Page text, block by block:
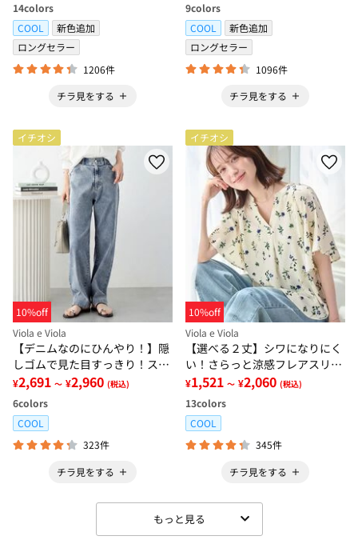
14colors
COOL
新色追加
ロングセラー
1206件
チラ見をする
9colors
COOL
新色追加
ロングセラー
1096件
チラ見をする
イチオシ
10%off
Viola e Viola
【デニムなのにひんやり！】隠
しゴムで見た目すっきり！スト
レッチ楽ちんデニム
¥2,691 ～ ¥2,960 (税込)
6colors
COOL
323件
チラ見をする
イチオシ
10%off
Viola e Viola
【選べる２丈】シワになりにく
い！さらっと涼感フレアスリー
ブブラウス
¥1,521 ～ ¥2,060 (税込)
13colors
COOL
345件
チラ見をする
もっと見る